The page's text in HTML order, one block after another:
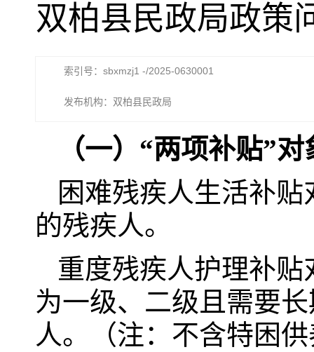
双柏县民政局政
索引号：sbxmzj1 -/2025-0630001
发布机构：双柏县民政局
（一） “两项补贴”
困难残疾人生活补
的残疾人。
重度残疾人护理补
为一级、二级且需要
人。（注：不含特困